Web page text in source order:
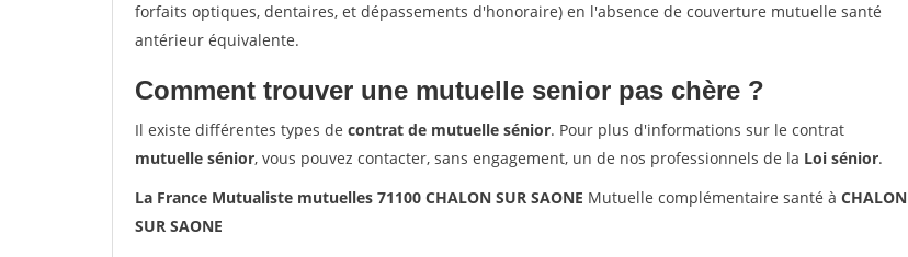
forfaits optiques, dentaires, et dépassements d'honoraire) en l'absence de couverture mutuelle santé
antérieur équivalente.
Comment trouver une mutuelle senior pas chère ?
Il existe différentes types de contrat de mutuelle sénior. Pour plus d'informations sur le contrat
mutuelle sénior, vous pouvez contacter, sans engagement, un de nos professionnels de la Loi sénior.
La France Mutualiste mutuelles 71100 CHALON SUR SAONE Mutuelle complémentaire santé à CHALON
SUR SAONE